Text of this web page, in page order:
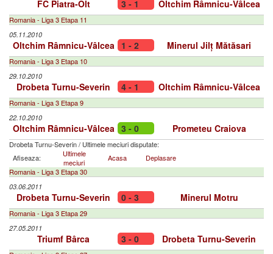
FC Piatra-Olt 3 - 1 Oltchim Râmnicu-Vâlcea
Romania - Liga 3 Etapa 11
05.11.2010
Oltchim Râmnicu-Vâlcea 1 - 2 Minerul Jilț Mătăsari
Romania - Liga 3 Etapa 10
29.10.2010
Drobeta Turnu-Severin 4 - 1 Oltchim Râmnicu-Vâlcea
Romania - Liga 3 Etapa 9
22.10.2010
Oltchim Râmnicu-Vâlcea 3 - 0 Prometeu Craiova
Drobeta Turnu-Severin/ Ultimele meciuri disputate:
Afiseaza:
Ultimele
meciuri
Acasa
Deplasare
Romania - Liga 3 Etapa 30
03.06.2011
Drobeta Turnu-Severin 0 - 3 Minerul Motru
Romania - Liga 3 Etapa 29
27.05.2011
Triumf Bârca 3 - 0 Drobeta Turnu-Severin